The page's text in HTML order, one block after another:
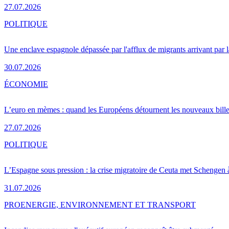
27.07.2026
Une enclave espagnole dépassée par l'afflux de migrants arrivant par
30.07.2026
POLITIQUE
L’euro en mèmes : quand les Européens détournent les nouveaux
27.07.2026
ÉCONOMIE
L’Espagne sous pression : la crise migratoire de Ceuta met Schengen
31.07.2026
POLITIQUE
PROENERGIE, ENVIRONNEMENT ET TRANSPORT